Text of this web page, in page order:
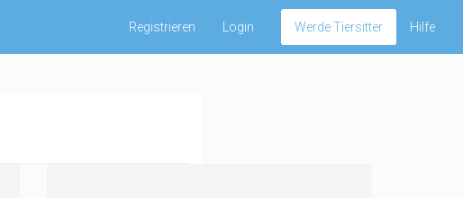
Registrieren Login Werde Tiersitter Hilfe